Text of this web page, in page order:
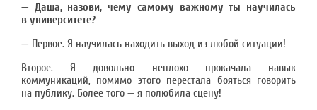
— Даша, назови, чему самому важному ты научилась
в университете?
— Первое. Я научилась находить выход из любой ситуации!
Второе. Я довольно неплохо прокачала навык
коммуникаций, помимо этого перестала бояться говорить
на публику. Более того — я полюбила сцену!